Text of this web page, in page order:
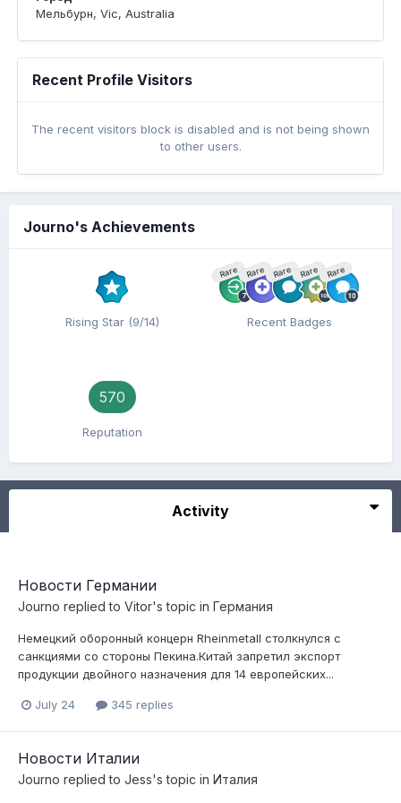
Мельбурн, Vic, Australia
Recent Profile Visitors
The recent visitors block is disabled and is not being shown
to other users.
Journo's Achievements
Rising Star (9/14)
Rare Rare Rare Rare Rare
Recent Badges
570
Reputation
Activity
Новости Германии
Journo replied to Vitor's topic in Германия
Немецкий оборонный концерн Rheinmetall столкнулся с
санкциями со стороны Пекина.Китай запретил экспорт
продукции двойного назначения для 14 европейских...
July 24 345 replies
Новости Италии
Journo replied to Jess's topic in Италия